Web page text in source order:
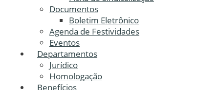
Documentos
Boletim Eletrônico
Agenda de Festividades
Eventos
Departamentos
Jurídico
Homologação
Benefícios